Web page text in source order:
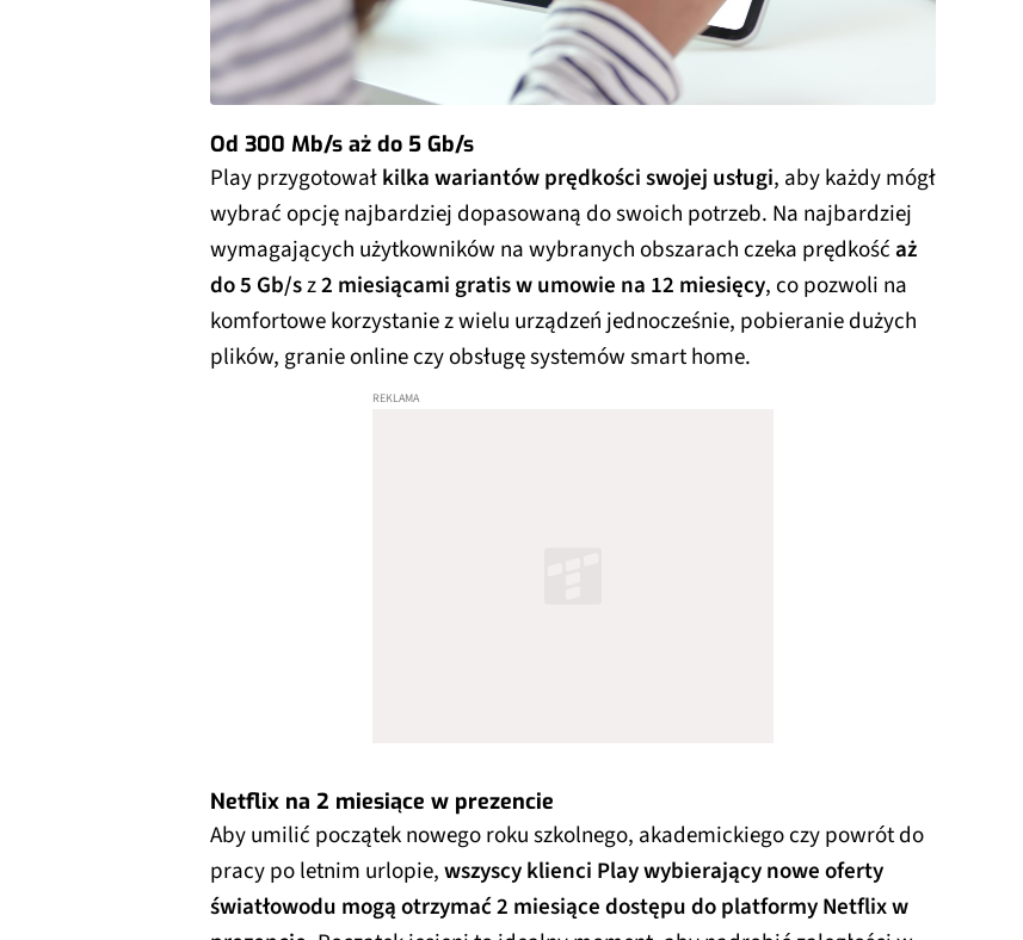
Od 300 Mb/s aż do 5 Gb/s
Play przygotowałkilka wariantów prędkości swojej usługi, aby każdy mógł
wybrać opcję najbardziej dopasowaną do swoich potrzeb. Na najbardziej
wymagających użytkowników na wybranych obszarach czeka prędkośćaż
do 5 Gb/sz2 miesiącami gratis w umowie na 12 miesięcy, co pozwoli na
komfortowe korzystanie z wielu urządzeń jednocześnie, pobieranie dużych
plików, granie online czy obsługę systemów smart home.
Netflix na 2 miesiące w prezencie
Aby umilić początek nowego roku szkolnego, akademickiego czy powrót do
pracy po letnim urlopie,wszyscy klienci Play wybierający nowe oferty
światłowodu mogą otrzymać 2 miesiące dostępu do platformy Netflix w